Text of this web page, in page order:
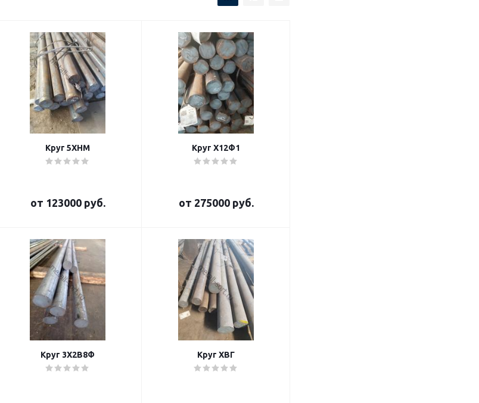
Круг 5ХНМ
от 123000 руб.
Круг Х12Ф1
от 275000 руб.
Круг 3Х2В8Ф Круг ХВГ